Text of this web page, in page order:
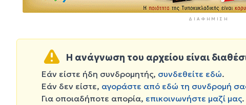
ΔΙΑΦΉΜΙΣΗ
Η ανάγνωση του αρχείου είναι
Εάν είστε ήδη συνδρομητής, συνδεθείτε εδώ.
Εάν δεν είστε, αγοράστε από εδώ τη συνδρομή
Για οποιαδήποτε απορία, επικοινωνήστε μαζί μας.